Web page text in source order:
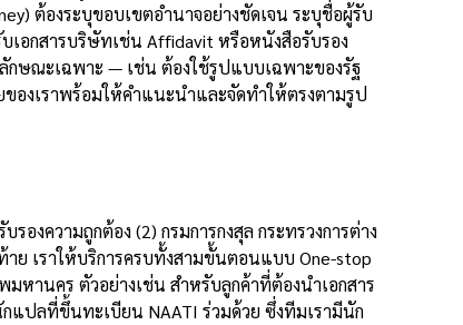
ต้องระบุขอบเขตอำนาจอย่างชัดเจน ระบุชื่อผู้รับ
เอกสารบริษัทเช่น Affidavit หรือหนังสือรับรอง
กษณะเฉพาะ — เช่น ต้องใช้รูปแบบเฉพาะของรัฐ
องเราพร้อมให้คำแนะนำและจัดทำให้ตรงตามรูป
งความถูกต้อง (2) กรมการกงสุล กระทรวงการต่าง
ย เราให้บริการครบทั้งสามขั้นตอนแบบ One-stop
หานคร ตัวอย่างเช่น สำหรับลูกค้าที่ต้องนำเอกสาร
กแปลที่ขึ้นทะเบียน NAATI ร่วมด้วย ซึ่งทีมเรามีนัก